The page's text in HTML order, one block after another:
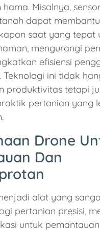
Misalnya,
dapat membantu
saat yang tepat
mengurangi
efisiensi
Teknologi ini tidak
produktivitas tetapi
pertanian yang
Drone
Dan
alat yang
pertanian presisi,
untuk